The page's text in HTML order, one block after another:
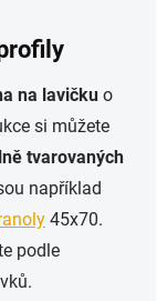
na lavičku o
si můžete
tvarovaných
například
45x70.
podle